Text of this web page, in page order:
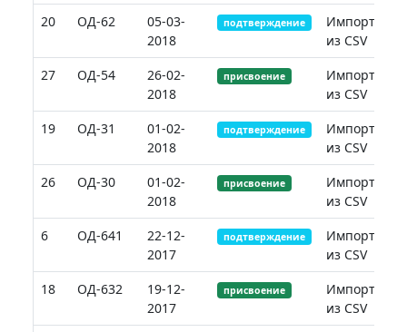
20
ОД-62
05-03-
2018
подтверждение
Импорт
из CSV
27
ОД-54
26-02-
2018
присвоение
Импорт
из CSV
19
ОД-31
01-02-
2018
подтверждение
Импорт
из CSV
26
ОД-30
01-02-
2018
присвоение
Импорт
из CSV
6
ОД-641
22-12-
2017
подтверждение
Импорт
из CSV
18
ОД-632
19-12-
2017
присвоение
Импорт
из CSV